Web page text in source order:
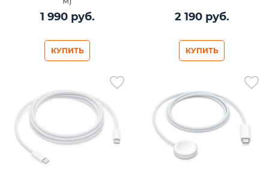
1 990 руб.
КУПИТЬ
2 190 руб.
КУПИТЬ